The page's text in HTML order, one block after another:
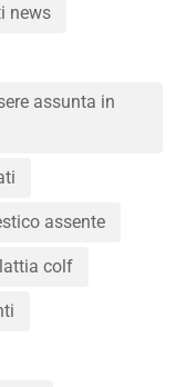
news
assunta in
assente
colf